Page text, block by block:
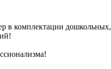
в комплектации дошкольных,